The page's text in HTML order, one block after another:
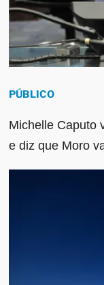
PÚBLICO
Michelle Caputo
e diz que Moro